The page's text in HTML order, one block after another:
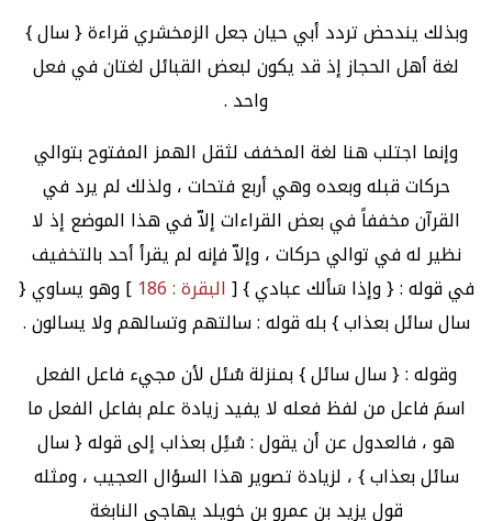
وبذلك يندحض تردد أبي حيان جعل الزمخشري قراءة { سال }
لغة أهل الحجاز إذ قد يكون لبعض القبائل لغتان في فعل
واحد .
وإنما اجتلب هنا لغة المخفف لثقل الهمز المفتوح بتوالي
حركات قبله وبعده وهي أربع فتحات ، ولذلك لم يرد في
القرآن مخففاً في بعض القراءات إلاّ في هذا الموضع إذ لا
نظير له في توالي حركات ، وإلاّ فإنه لم يقرأ أحد بالتخفيف
في قوله : { وإذا سَألك عبادي } [البقرة : 186
] وهو يساوي {
سال سائل بعذاب } بله قوله : سالتهم وتسالهم ولا يسالون .
وقوله : { سال سائل } بمنزلة سُئل لأن مجيء فاعل الفعل
اسمَ فاعل من لفظ فعله لا يفيد زيادة علم بفاعل الفعل ما
هو ، فالعدول عن أن يقول : سُئِل بعذاب إلى قوله { سال
سائل بعذاب } ، لزيادة تصوير هذا السؤال العجيب ، ومثله
قول يزيد بن عمرو بن خويلد يهاجي النابغة